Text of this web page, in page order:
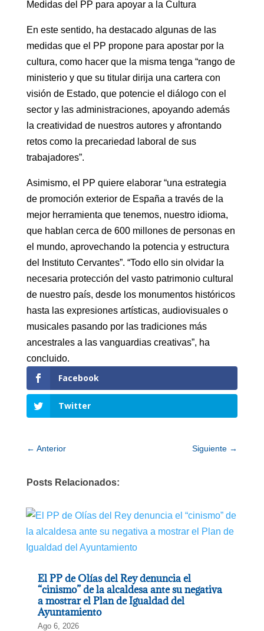
Medidas del PP para apoyar a la Cultura
En este sentido, ha destacado algunas de las
medidas que el PP propone para apostar por la
cultura, como hacer que la misma tenga “rango de
ministerio y que su titular dirija una cartera con
visión de Estado, que potencie el diálogo con el
sector y las administraciones, apoyando además
la creatividad de nuestros autores y afrontando
retos como la precariedad laboral de sus
trabajadores”.
Asimismo, el PP quiere elaborar “una estrategia
de promoción exterior de España a través de la
mejor herramienta que tenemos, nuestro idioma,
que hablan cerca de 600 millones de personas en
el mundo, aprovechando la potencia y estructura
del Instituto Cervantes”. “Todo ello sin olvidar la
necesaria protección del vasto patrimonio cultural
de nuestro país, desde los monumentos históricos
hasta las expresiones artísticas, audiovisuales o
musicales pasando por las tradiciones más
ancestrales a las vanguardias creativas”, ha
concluido.
Facebook
Twitter
← Anterior Siguiente →
Posts Relacionados:
El PP de Olías del Rey denuncia el
“cinismo” de la alcaldesa ante su negativa
a mostrar el Plan de Igualdad del
Ayuntamiento
Ago 6, 2026